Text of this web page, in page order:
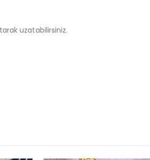
uzatabilirsiniz.